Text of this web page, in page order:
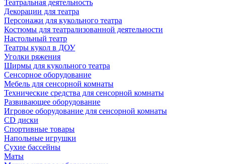
Театральная деятельность
Декорации для театра
Персонажи для кукольного театра
Костюмы для театрализованной деятельности
Настольный театр
Театры кукол в ДОУ
Уголки ряжения
Ширмы для кукольного театра
Сенсорное оборудование
Мебель для сенсорной комнаты
Технические средства для сенсорной комнаты
Развивающее оборудование
Игровое оборудование для сенсорной комнаты
CD диски
Спортивные товары
Напольные игрушки
Сухие бассейны
Маты